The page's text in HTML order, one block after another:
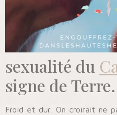
sexualité du
signe de Terre.
Froid et dur. On croirait ne